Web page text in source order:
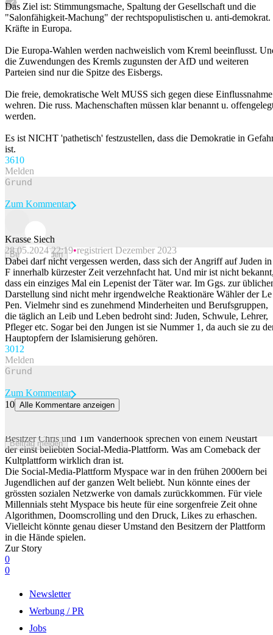
Das Ziel ist: Stimmungsmache, Spaltung der Gesellschaft und die
"Salonfähigkeit-Machung" der rechtspopulistischen u. anti-demokrat.
Kräfte in Europa.
Die Europa-Wahlen werden nachweislich vom Kreml beeinflusst.
die Zuwendungen des Kremls zugunsten der AfD und weiteren
Parteien sind nur die Spitze des Eisbergs.
Die freie, demokratische Welt MUSS sich gegen diese Einflussnahme
wehren. Die russ. Machenschaften müssen klar benannt u.
werden.
Es ist NICHT 'pathetisch' festzustellen, dass die Demokratie in
ist.
3610
Melden
Beitrag melden
Zum Kommentar
Krasse Siech
28.05.2024 22:19 registriert Dezember 2023
Dabei darf nicht vergessen werden, dass sich der Angriff auf Juden in
F innerhalb kürzester Zeit verzehnfacht hat. Und mir ist nicht
dass ein einziges Mal ein Lepenist der Täter war. Im Ggs. zur
Darstellung sind nicht mehr irgendwelche Reaktionäre Wähler der Le
Pen. Vielmehr sind es zunehmend Minderheiten und Berufsgruppen,
die täglich an Leib und Leben bedroht sind: Juden, Schwule, Lehrer,
Pfleger etc. Sogar bei den Jungen ist sie Nummer 1, da auch sie zu
Hauptopfern der Islamisierung gehören.
3012
Melden
Beitrag melden
Zum Kommentar
10 Alle Kommentare anzeigen
Besitzer Chris und Tim Vanderhook sprechen von einem Neustart
der einst beliebten Social-Media-Plattform. Was am Comeback der
Kultplattform wirklich dran ist.
Die Social-Media-Plattform Myspace war in den frühen 2000ern bei
Jugendlichen auf der ganzen Welt beliebt. Nun könnte eines der
grössten sozialen Netzwerke von damals zurückkommen. Für viele
Millennials steht Myspace bis heute für eine sorgenfreie Zeit ohne
Algorithmen, Doomscrolling und den Druck, Likes zu erhaschen.
Vielleicht könnte genau dieser Umstand den Besitzern der Plattform
in die Hände spielen.
Zur Story
0
0
Newsletter
Werbung / PR
Jobs